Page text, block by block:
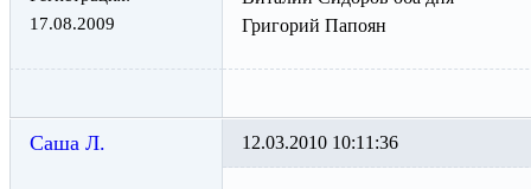
17.08.2009
Григорий Папоян
Саша Л. 12.03.2010 10:11:36